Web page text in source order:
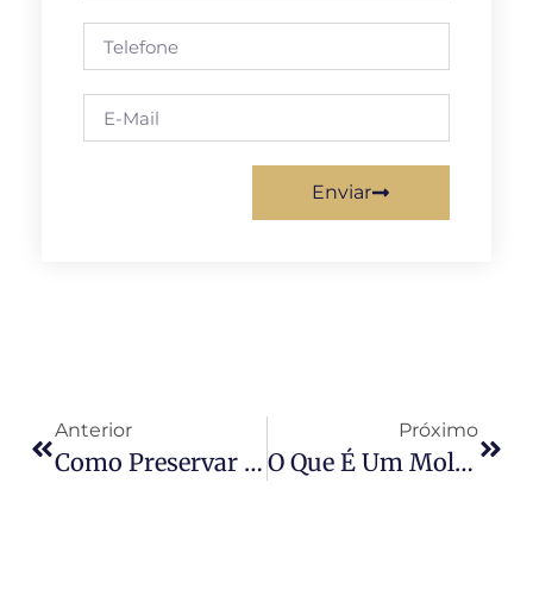
Enviar
Anterior
Como Preservar Esculturas Ao Ar Livre?
Próximo
O Que É Um Molde De Escultura?